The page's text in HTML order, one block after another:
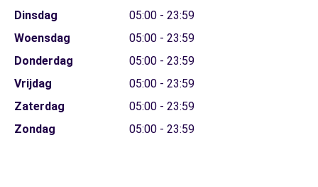
Dinsdag
05:00 - 23:59
Woensdag
05:00 - 23:59
Donderdag
05:00 - 23:59
Vrijdag
05:00 - 23:59
Zaterdag
05:00 - 23:59
Zondag
05:00 - 23:59